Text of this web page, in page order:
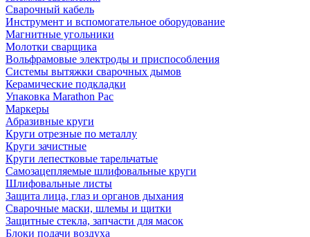
Сварочный кабель
Инструмент и вспомогательное оборудование
Магнитные угольники
Молотки сварщика
Вольфрамовые электроды и приспособления
Системы вытяжки сварочных дымов
Керамические подкладки
Упаковка Marathon Pac
Маркеры
Абразивные круги
Круги отрезные по металлу
Круги зачистные
Круги лепестковые тарельчатые
Самозацепляемые шлифовальные круги
Шлифовальные листы
Защита лица, глаз и органов дыхания
Сварочные маски, шлемы и щитки
Защитные стекла, запчасти для масок
Блоки подачи воздуха